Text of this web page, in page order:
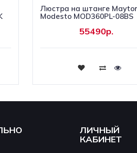
Люстра на штанге
Modesto MOD360PL-08BS
55490р.
Купить
ЛИЧНЫЙ
КАБИНЕТ